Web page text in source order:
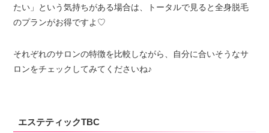
たい」という気持ちがある場合は、トータルで見ると全身脱毛
のプランがお得ですよ♡
それぞれのサロンの特徴を比較しながら、自分に合いそうなサ
ロンをチェックしてみてくださいね♪
エステティックTBC